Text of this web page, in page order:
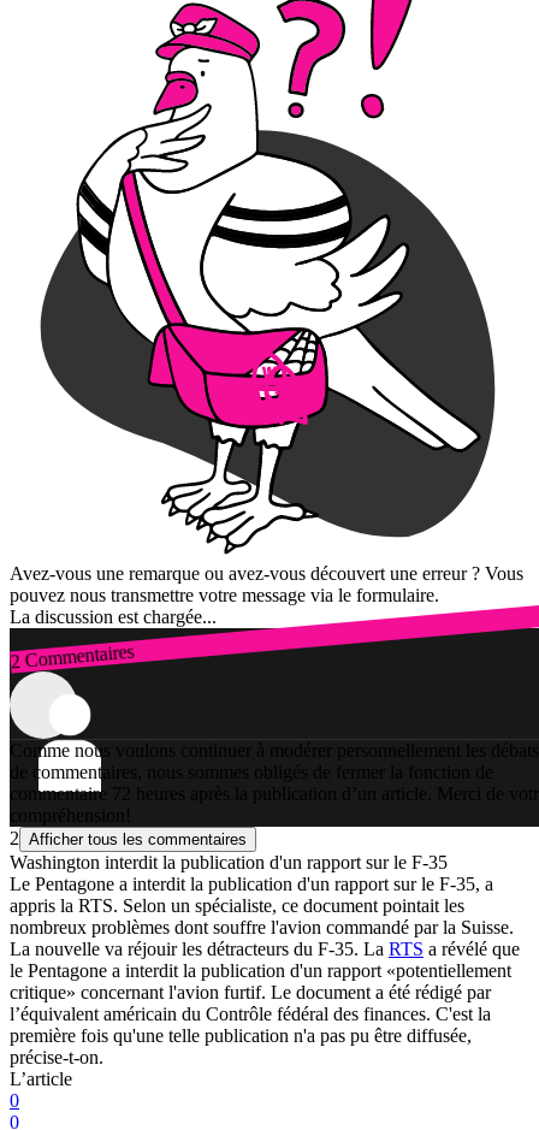
Avez-vous une remarque ou avez-vous découvert une erreur ? Vous
pouvez nous transmettre votre message via le formulaire.
La discussion est chargée...
2 Commentaires
Connexion
Comme nous voulons continuer à modérer personnellement les débats
de commentaires, nous sommes obligés de fermer la fonction de
commentaire 72 heures après la publication d’un article. Merci de
compréhension!
2 Afficher tous les commentaires
Washington interdit la publication d'un rapport sur le F-35
Le Pentagone a interdit la publication d'un rapport sur le F-35, a
appris la RTS. Selon un spécialiste, ce document pointait les
nombreux problèmes dont souffre l'avion commandé par la Suisse.
La nouvelle va réjouir les détracteurs du F-35. La RTS a révélé que
le Pentagone a interdit la publication d'un rapport «potentiellement
critique» concernant l'avion furtif. Le document a été rédigé par
l’équivalent américain du Contrôle fédéral des finances. C'est la
première fois qu'une telle publication n'a pas pu être diffusée,
précise-t-on.
L’article
0
0